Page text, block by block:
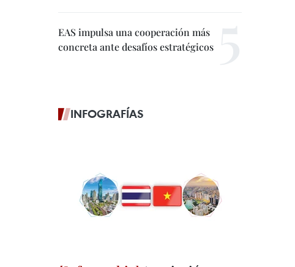
EAS impulsa una cooperación más
concreta ante desafíos estratégicos
INFOGRAFÍAS